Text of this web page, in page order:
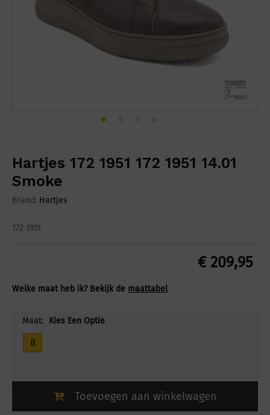
Hartjes 172 1951 172 1951 14.01
Smoke
Brand: Hartjes
172 1951
€209,95
Welke maat heb ik? Bekijk de maattabel
Maat: Kies Een Optie
8
Toevoegen aan winkelwagen